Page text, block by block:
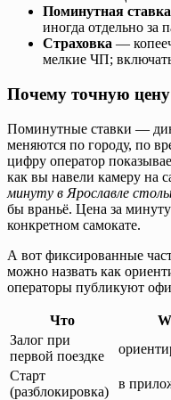
Поминутная ставка
иногда отдельно за
Страховка —
мелкие ЧП;
Почему точную цену
Поминутные ставки —
меняются по городу, по
цифру оператор
как вы навели камеру на
минуту в Ярославле
бы враньё. Цена за
конкретном самокате.
А вот фиксированные
можно назвать как
операторы публикуют
Что
Залог при
первой поездке
Старт
(разблокировка)
в